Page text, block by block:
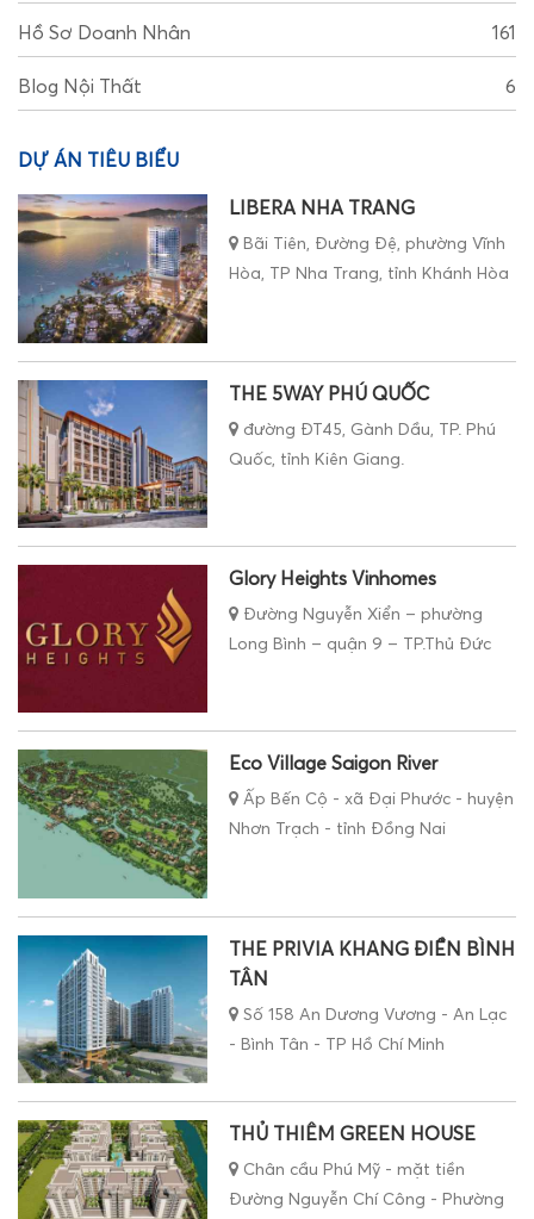
Hồ Sơ Doanh Nhân 161
Blog Nội Thất 6
DỰ ÁN TIÊU BIỂU
LIBERA NHA TRANG
Bãi Tiên, Đường Đệ, phường Vĩnh
Hòa, TP Nha Trang, tỉnh Khánh Hòa
THE 5WAY PHÚ QUỐC
đường ĐT45, Gành Dầu, TP. Phú
Quốc, tỉnh Kiên Giang.
Glory Heights Vinhomes
Đường Nguyễn Xiển – phường
Long Bình – quận 9 – TP.Thủ Đức
Eco Village Saigon River
Ấp Bến Cộ - xã Đại Phước - huyện
Nhơn Trạch - tỉnh Đồng Nai
THE PRIVIA KHANG ĐIỀN BÌNH
TÂN
Số 158 An Dương Vương - An Lạc
- Bình Tân - TP Hồ Chí Minh
THỦ THIÊM GREEN HOUSE
Chân cầu Phú Mỹ - mặt tiền
Đường Nguyễn Chí Công - Phường